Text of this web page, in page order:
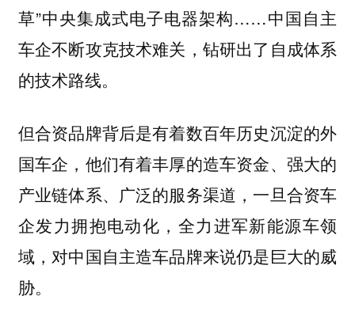
草”中央集成式电子电器架构……中国自主
车企不断攻克技术难关，钻研出了自成体系
的技术路线。
但合资品牌背后是有着数百年历史沉淀的外
国车企，他们有着丰厚的造车资金、强大的
产业链体系、广泛的服务渠道，一旦合资车
企发力拥抱电动化，全力进军新能源车领
域，对中国自主造车品牌来说仍是巨大的威
胁。